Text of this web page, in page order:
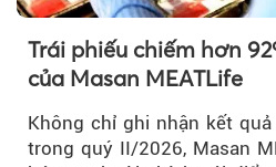
Trái phiếu chiếm hơn
của Masan MEATLife
Không chỉ ghi nhận kết
trong quý II/2026, Masan